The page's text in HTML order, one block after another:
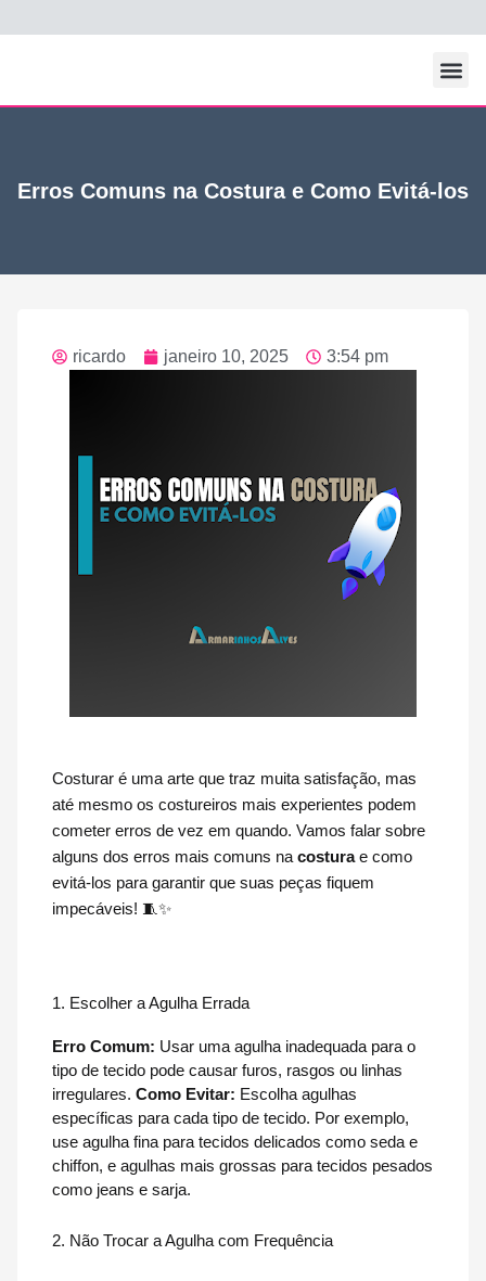
Erros Comuns na Costura e Como Evitá-los
ricardo janeiro 10, 2025 3:54 pm
Costurar é uma arte que traz muita satisfação, mas
até mesmo os costureiros mais experientes podem
cometer erros de vez em quando. Vamos falar sobre
alguns dos erros mais comuns nacosturae como
evitá-los para garantir que suas peças fiquem
impecáveis! 🧵✨
1. Escolher a Agulha Errada
Erro Comum: Usar uma agulha inadequada para o
tipo de tecido pode causar furos, rasgos ou linhas
irregulares. Como Evitar: Escolha agulhas
específicas para cada tipo de tecido. Por exemplo,
use agulha fina para tecidos delicados como seda e
chiffon, e agulhas mais grossas para tecidos pesados
como jeans e sarja.
2. Não Trocar a Agulha com Frequência